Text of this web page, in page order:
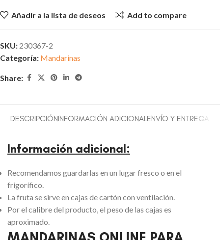
Añadir a la lista de deseos Add to compare
SKU: 230367-2
Categoría: Mandarinas
Share:
DESCRIPCIÓNINFORMACIÓN ADICIONALENVÍO Y ENTREGA
Información adicional:
Recomendamos guardarlas en un lugar fresco o en el
frigorífico.
La fruta se sirve en cajas de cartón con ventilación.
Por el calibre del producto, el peso de las cajas es
aproximado.